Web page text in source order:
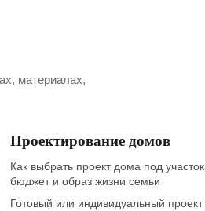
материалах,
Проектирование домов
Как выбрать проект дома под участок,
бюджет и образ жизни семьи
Готовый или индивидуальный проект